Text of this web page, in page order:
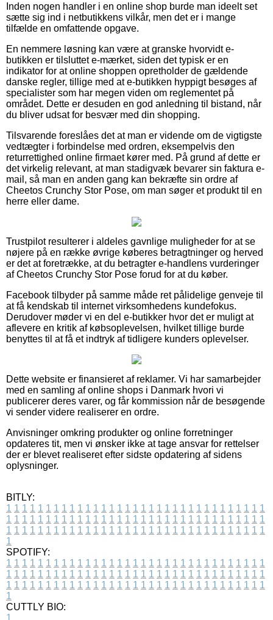
Inden nogen handler i en online shop burde man ideelt set
sætte sig ind i netbutikkens vilkår, men det er i mange
tilfælde en omfattende opgave.
En nemmere løsning kan være at granske hvorvidt e-
butikken er tilsluttet e-mærket, siden det typisk er en
indikator for at online shoppen opretholder de gældende
danske regler, tillige med at e-butikken hyppigt besøges af
specialister som har megen viden om reglementet på
området. Dette er desuden en god anledning til bistand, når
du bliver udsat for besvær med din shopping.
Tilsvarende foreslåes det at man er vidende om de vigtigste
vedtægter i forbindelse med ordren, eksempelvis den
returrettighed online firmaet kører med. På grund af dette er
det virkelig relevant, at man stadigvæk bevarer sin faktura e-
mail, så man en anden gang kan bekræfte sin ordre af
Cheetos Crunchy Stor Pose, om man søger et produkt til en
herre eller dame.
Trustpilot resulterer i aldeles gavnlige muligheder for at se
nøjere på en række øvrige køberes betragtninger og herved
er det at foretrække, at du betragter e-handlens vurderinger
af Cheetos Crunchy Stor Pose forud for at du køber.
Facebook tilbyder på samme måde ret pålidelige genveje til
at få kendskab til internet virksomhedens kundefokus.
Derudover møder vi en del e-butikker hvor det er muligt at
aflevere en kritik af købsoplevelsen, hvilket tillige burde
benyttes til at få et indtryk af tidligere kunders oplevelser.
Dette website er finansieret af reklamer. Vi har samarbejder
med en samling af online shops i Danmark hvori vi
publicerer deres varer, og får kommission når de besøgende
vi sender videre realiserer en ordre.
Anvisninger omkring produkter og online forretninger
opdateres tit, men vi ønsker ikke at tage ansvar for rettelser
der er blevet realiseret efter sidste opdatering af sidens
oplysninger.
BITLY:
1 1 1 1 1 1 1 1 1 1 1 1 1 1 1 1 1 1 1 1 1 1 1 1 1 1 1 1 1 1 1 1 1
1 1 1 1 1 1 1 1 1 1 1 1 1 1 1 1 1 1 1 1 1 1 1 1 1 1 1 1 1 1 1 1 1
1 1 1 1 1 1 1 1 1 1 1 1 1 1 1 1 1 1 1 1 1 1 1 1 1 1 1 1 1 1 1 1 1
1
SPOTIFY:
1 1 1 1 1 1 1 1 1 1 1 1 1 1 1 1 1 1 1 1 1 1 1 1 1 1 1 1 1 1 1 1 1
1 1 1 1 1 1 1 1 1 1 1 1 1 1 1 1 1 1 1 1 1 1 1 1 1 1 1 1 1 1 1 1 1
1 1 1 1 1 1 1 1 1 1 1 1 1 1 1 1 1 1 1 1 1 1 1 1 1 1 1 1 1 1 1 1 1
1
CUTTLY BIO:
1